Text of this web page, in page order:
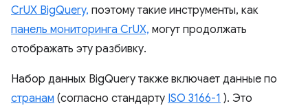
CrUX BigQuery, поэтому такие инструменты, как
панель мониторинга CrUX, могут продолжать
отображать эту разбивку.
Набор данных BigQuery также включает данные по
странам (согласно стандарту ISO 3166-1 ). Это